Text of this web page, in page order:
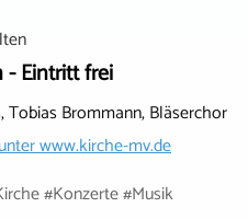
Eintritt frei
Tobias Brommann, Bläserchor
www.kirche-mv.de
#Konzerte #Musik